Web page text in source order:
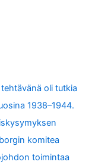
oli tutkia
1938–1944.
komitea
toimintaa